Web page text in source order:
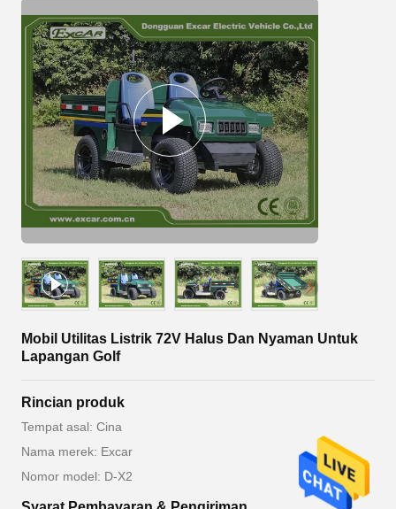
Mobil Utilitas Listrik 72V Halus Dan Nyaman Untuk
Lapangan Golf
Rincian produk
Tempat asal: Cina
Nama merek: Excar
Nomor model: D-X2